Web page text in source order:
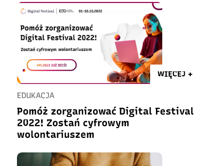
WIĘCEJ +
EDUKACJA
Pomóż zorganizować Digital Festival
2022! Zostań cyfrowym
wolontariuszem